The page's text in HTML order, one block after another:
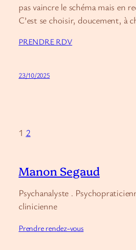
pas vaincre le schéma mais en
C’est se choisir, doucement, à
PRENDRE RDV
23/10/2025
1 2
Manon Segaud
Psychanalyste .
clinicienne
Prendre rendez-vous